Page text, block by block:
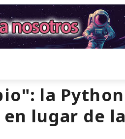
la Python
lugar de la